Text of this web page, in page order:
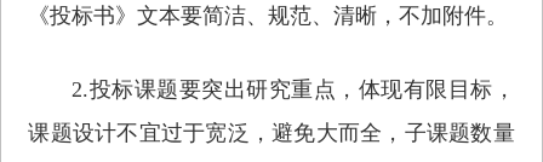
《投标书》文本要简洁、规范、清晰，不加附件。
2.投标课题要突出研究重点，体现有限目标，
课题设计不宜过于宽泛，避免大而全，子课题数量